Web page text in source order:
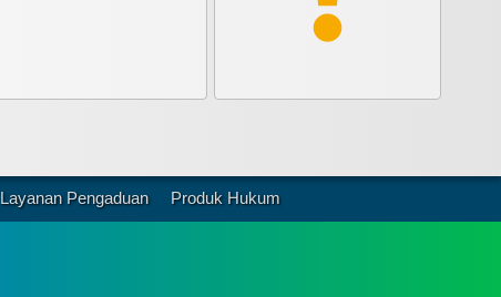
Layanan Pengaduan Produk Hukum